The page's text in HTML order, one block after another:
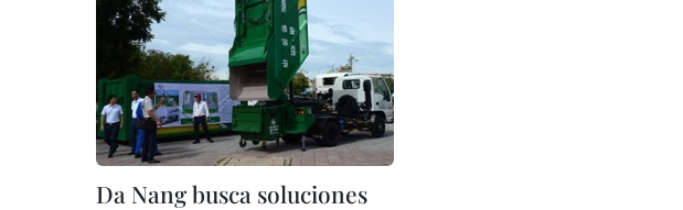
Da Nang busca soluciones